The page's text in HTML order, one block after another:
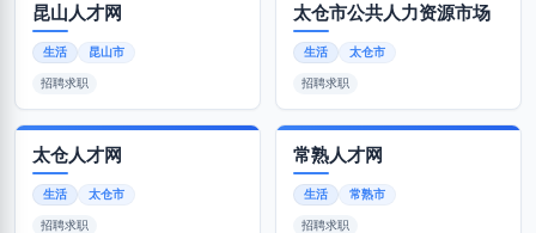
昆山人才网
生活 昆山市
招聘求职
太仓市公共人力资源市场
生活 太仓市
招聘求职
太仓人才网
生活 太仓市
招聘求职
常熟人才网
生活 常熟市
招聘求职